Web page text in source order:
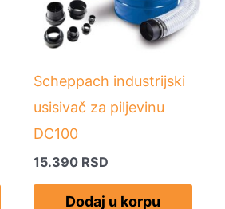
Scheppach industrijski
usisivač za piljevinu
DC100
15.390 RSD
Dodaj u korpu